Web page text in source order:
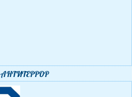
АНТИТЕРРОР